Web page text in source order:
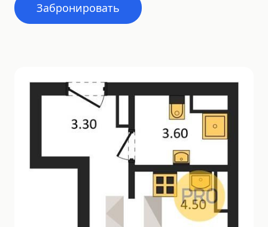
Забронировать